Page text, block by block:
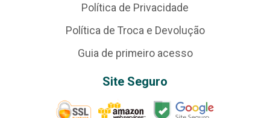
Política de Privacidade
Política de Troca e Devolução
Guia de primeiro acesso
Site Seguro